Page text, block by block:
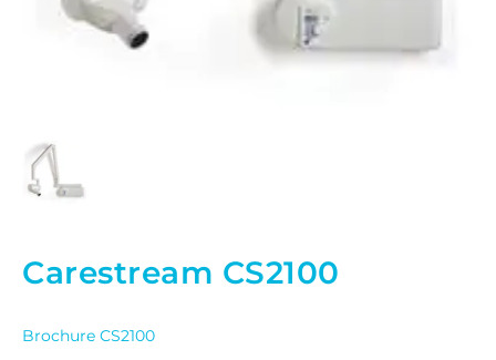
Carestream CS2100
Brochure CS2100